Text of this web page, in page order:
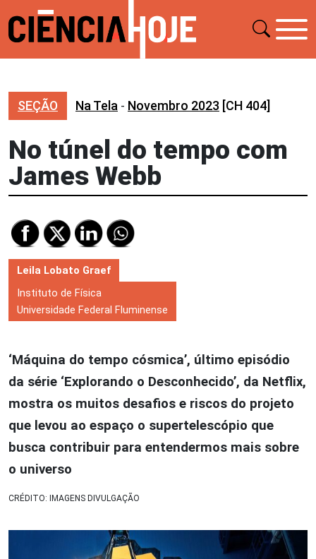
SEÇÃO Na Tela - Novembro 2023 [CH 404]
No túnel do tempo com
James Webb
Leila Lobato Graef
Instituto de Física
Universidade Federal Fluminense
‘Máquina do tempo cósmica’, último episódio
da série ‘Explorando o Desconhecido’, da Netflix,
mostra os muitos desafios e riscos do projeto
que levou ao espaço o supertelescópio que
busca contribuir para entendermos mais sobre
o universo
CRÉDITO: IMAGENS DIVULGAÇÃO